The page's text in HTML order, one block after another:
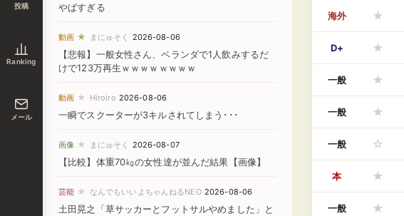
投稿
Ranking
メール
やばすぎる
動画 ★ まにゅそく 2026-08-06
【悲報】一般女性さん、ベランダで1人飲みするだ
けで123万再生ｗｗｗｗｗｗｗｗ
動画 ★ Hiroiro 2026-08-06
一瞬でスクーターが3キルされてしまう･･･
画像 ★ まにゅそく 2026-08-07
【比較】体重70㎏の女性達が並んだ結果【画像】
芸能 ★ なんでもいいよちゃんねるNEO 2026-08-06
土田晃之「草サッカーとフットサルやめました」と
海外 ★
D+ ★
一般 ★
一般 ★
一般 ☆
本 ★
一般 ★